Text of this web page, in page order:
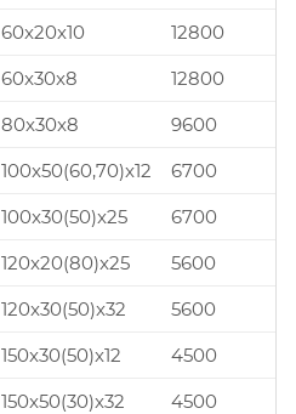
60x20x10
12800
60x30x8
12800
80x30x8
9600
100x50(60,70)x12
6700
100x30(50)x25
6700
120x20(80)x25
5600
120x30(50)x32
5600
150x30(50)x12
4500
150x50(30)x32
4500